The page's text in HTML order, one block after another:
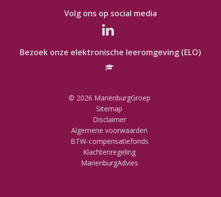
Volg ons op social media
Bezoek onze elektronische leeromgeving (ELO)
© 2026 MariënburgGroep
Sitemap
Disclaimer
Algemene voorwaarden
BTW-compensatiefonds
Klachtenregeling
MarienburgAdvies